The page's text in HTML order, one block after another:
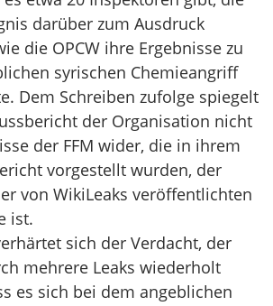
darüber zum Ausdruck
die OPCW ihre Ergebnisse zu
syrischen Chemieangriff
Dem Schreiben zufolge spiegelt
der Organisation nicht
der FFM wider, die in ihrem
vorgestellt wurden, der
von WikiLeaks veröffentlichten
ist.
sich der Verdacht, der
mehrere Leaks wiederholt
es sich bei dem angeblichen